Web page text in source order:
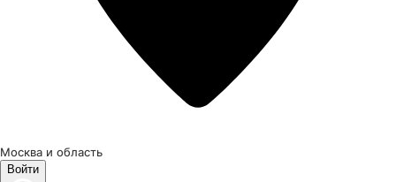
Москва и область
Войти